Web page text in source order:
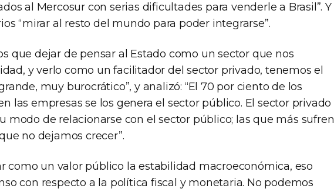
al Mercosur con serias dificultades para venderle a Brasil”. Y
“mirar al resto del mundo para poder integrarse”.
que dejar de pensar al Estado como un sector que nos
y verlo como un facilitador del sector privado, tenemos el
muy burocrático”, y analizó: “El 70 por ciento de los
las empresas se los genera el sector público. El sector privado
modo de relacionarse con el sector público; las que más sufren
no dejamos crecer”.
como un valor público la estabilidad macroeconómica, eso
con respecto a la política fiscal y monetaria. No podemos